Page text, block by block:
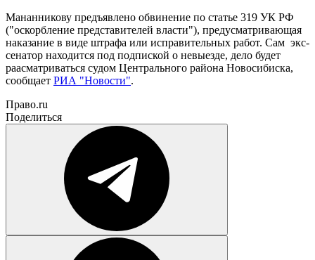
Мананникову предъявлено обвинение по статье 319 УК РФ
("оскорбление представителей власти"), предусматривающая
наказание в виде штрафа или исправительных работ. Сам экс-
сенатор находится под подпиской о невыезде, дело будет
раасматриваться судом Центрального района Новосибиска,
сообщает РИА "Новости".
Право.ru
Поделиться